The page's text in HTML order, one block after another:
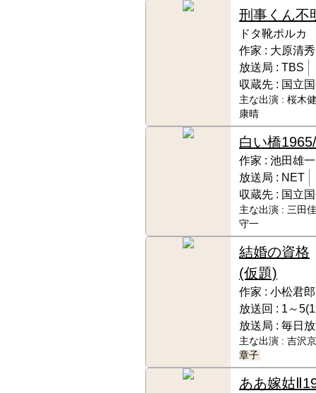
刑事くん不
ドタ靴ポルカ
作家 : 大原清秀
放送局 : TBS
収蔵先 : 国立
主な出演 : 桜木
康晴
白い橋
作家 : 池田雄一
放送局 : NET
収蔵先 : 国立
主な出演 : 三田
守一
結婚の資格
(仮題)
作家 : 小松君郎
放送回 : 1～
放送局 : 毎日
主な出演 : 吉沢
章子
ああ嫁姑Ⅱ